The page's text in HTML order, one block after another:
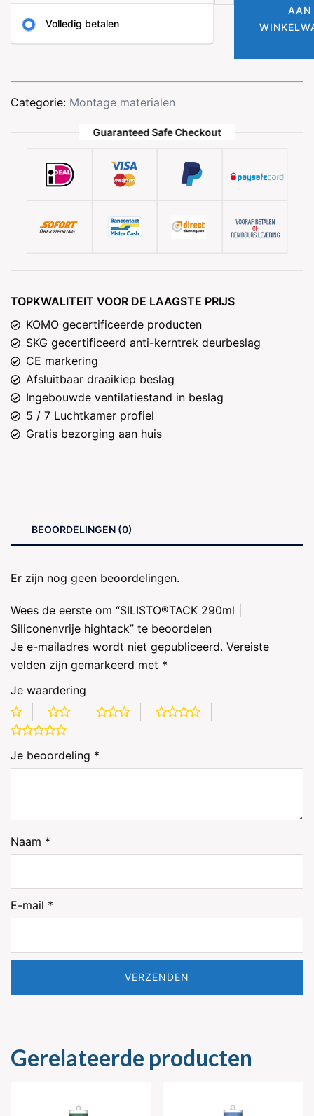
Volledig betalen
|
Siliconenvrije
aantal
AAN
Categorie: Montage materialen
Guaranteed Safe Checkout
TOPKWALITEIT VOOR DE LAAGSTE PRIJS
KOMO gecertificeerde producten
SKG gecertificeerd anti-kerntrek deurbeslag
CE markering
Afsluitbaar draaikiep beslag
Ingebouwde ventilatiestand in beslag
5 / 7 Luchtkamer profiel
Gratis bezorging aan huis
BEOORDELINGEN (0)
Er zijn nog geen beoordelingen.
Wees de eerste om “SILISTO®TACK 290ml |
Siliconenvrije hightack” te beoordelen
Je e-mailadres wordt niet gepubliceerd. Vereiste
velden zijn gemarkeerd met *
Je waardering
Je beoordeling *
Naam *
E-mail *
Gerelateerde producten